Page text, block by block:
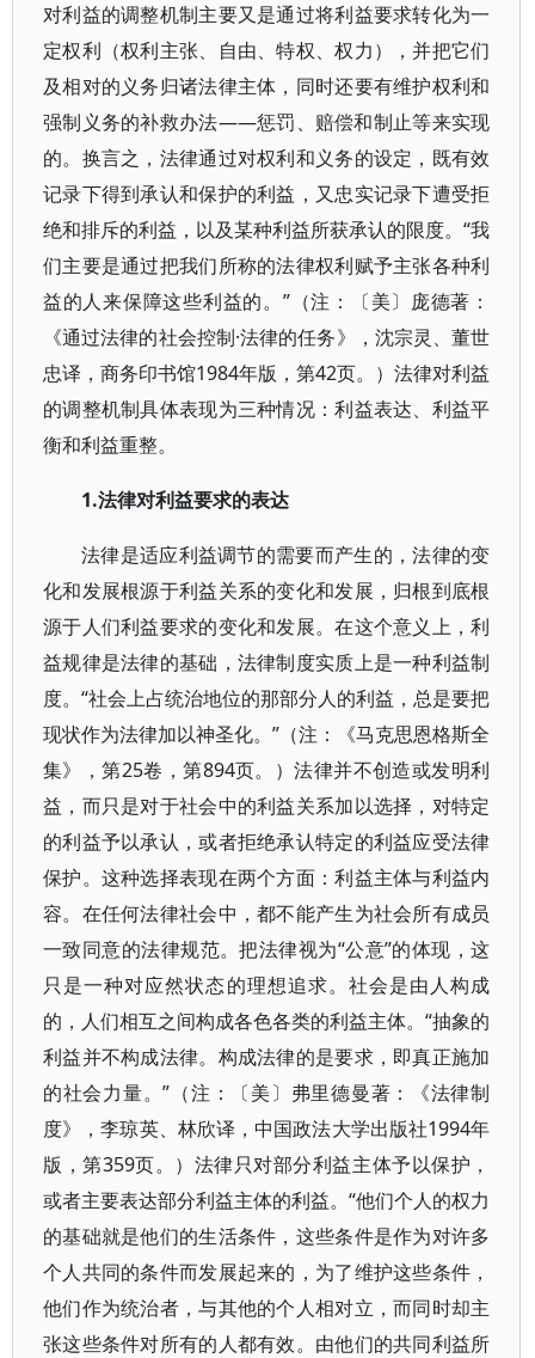
对利益的调整机制主要又是通过将利益要求转化为一
定权利（权利主张、自由、特权、权力），并把它们
及相对的义务归诸法律主体，同时还要有维护权利和
强制义务的补救办法——惩罚、赔偿和制止等来实现
的。换言之，法律通过对权利和义务的设定，既有效
记录下得到承认和保护的利益，又忠实记录下遭受拒
绝和排斥的利益，以及某种利益所获承认的限度。“我
们主要是通过把我们所称的法律权利赋予主张各种利
益的人来保障这些利益的。”（注：〔美〕庞德著：
《通过法律的社会控制·法律的任务》，沈宗灵、董世
忠译，商务印书馆1984年版，第42页。）法律对利益
的调整机制具体表现为三种情况：利益表达、利益平
衡和利益重整。
1.法律对利益要求的表达
法律是适应利益调节的需要而产生的，法律的变
化和发展根源于利益关系的变化和发展，归根到底根
源于人们利益要求的变化和发展。在这个意义上，利
益规律是法律的基础，法律制度实质上是一种利益制
度。“社会上占统治地位的那部分人的利益，总是要把
现状作为法律加以神圣化。”（注：《马克思恩格斯全
集》，第25卷，第894页。）法律并不创造或发明利
益，而只是对于社会中的利益关系加以选择，对特定
的利益予以承认，或者拒绝承认特定的利益应受法律
保护。这种选择表现在两个方面：利益主体与利益内
容。在任何法律社会中，都不能产生为社会所有成员
一致同意的法律规范。把法律视为“公意”的体现，这
只是一种对应然状态的理想追求。社会是由人构成
的，人们相互之间构成各色各类的利益主体。“抽象的
利益并不构成法律。构成法律的是要求，即真正施加
的社会力量。”（注：〔美〕弗里德曼著：《法律制
度》，李琼英、林欣译，中国政法大学出版社1994年
版，第359页。）法律只对部分利益主体予以保护，
或者主要表达部分利益主体的利益。“他们个人的权力
的基础就是他们的生活条件，这些条件是作为对许多
个人共同的条件而发展起来的，为了维护这些条件，
他们作为统治者，与其他的个人相对立，而同时却主
张这些条件对所有的人都有效。由他们的共同利益所